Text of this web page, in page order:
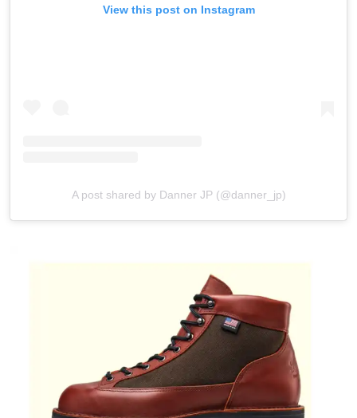
View this post on Instagram
A post shared by Danner JP (@danner_jp)